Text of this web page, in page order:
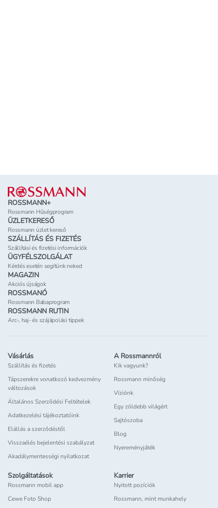
Lábléc
ROSSMANN+
Rossmann Hűségprogram
ÜZLETKERESŐ
Rossmann üzlet kereső
SZÁLLÍTÁS ÉS FIZETÉS
Szállítási és fizetési információk
ÜGYFÉLSZOLGÁLAT
Kérdés esetén segítünk neked
MAGAZIN
Akciós újságok
ROSSMANÓ
Rossmann Babaprogram
ROSSMANN RUTIN
Arc-, haj- és szájápolási tippek
Vásárlás
Szállítás és fizetés
Tápszerekre vonatkozó kedvezmény
változások
Általános Szerződési Feltételek
Adatkezelési tájékoztatóink
Elállás a szerződéstől
Visszaélés bejelentési szabályzat
Akadálymentességi nyilatkozat
A Rossmannról
Kik vagyunk?
Rossmann minőség
Víziónk
Egy zöldebb világért
Sajtószoba
Blog
Nyereményjáték
Szolgáltatások
Rossmann mobil app
Cewe Foto Shop
Karrier
Nyitott pozíciók
Rossmann, mint munkahely